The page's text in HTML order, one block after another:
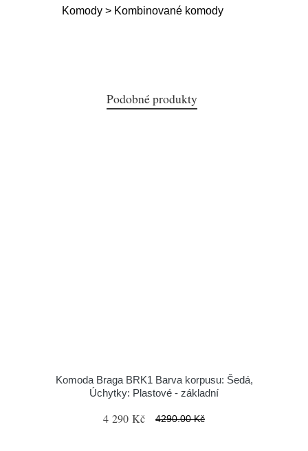
Komody > Kombinované komody
Podobné produkty
Komoda Braga BRK1 Barva korpusu: Šedá,
Úchytky: Plastové - základní
4 290 Kč 4290.00 Kč